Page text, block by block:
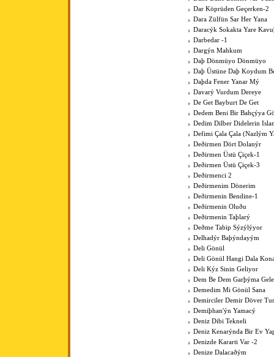
Dar Köprüden Geçerken-2
Dara Zülfün Sar Her Yana
Daracýk Sokakta Yare
Darbedar -1
Dargýn Mahkum
Daþ Dönmüyo Dönmüyo
Daþ Üstüne Daþ Koydum
Daþda Fener Yanar Mý
Davarý Vurdum Dereye
De Get Bayburt De Get
Dedem Beni Bir Bahçýya
Dedim Dilber Didelerin
Defimi Çala Çala (Nazlým
Deðirmen Dört Dolanýr
Deðirmen Üstü Çiçek-1
Deðirmen Üstü Çiçek-3
Deðirmenci 2
Deðirmenim Dönerim
Deðirmenin Bendine-1
Deðirmenin Oluðu
Deðirmenin Taþlarý
Deðme Tabip Sýzýlýyor
Delhadýr Baþýndayým
Deli Gönül
Deli Gönül Hangi Dala
Deli Kýz Sinin Geliyor
Dem Be Dem Garþýma
Demedim Mi Gönül Sana
Demirciler Demir Döver
Demiþhan'ýn Yamacý
Deniz Dibi Tekneli
Deniz Kenarýnda Bir Ev
Denizde Kararti Var -2
Denize Dalacaðým